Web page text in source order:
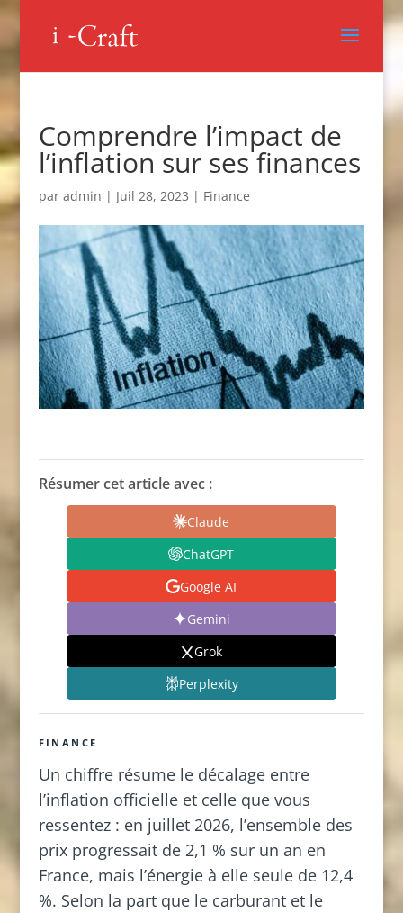
Comprendre l’impact de
l’inflation sur ses finances
par admin | Juil 28, 2023 | Finance
Résumer cet article avec :
Claude
ChatGPT
Google AI
Gemini
Grok
Perplexity
FINANCE
Un chiffre résume le décalage entre
l’inflation officielle et celle que vous
ressentez : en juillet 2026, l’ensemble des
prix progressait de 2,1 % sur un an en
France, mais l’énergie à elle seule de 12,4
%. Selon la part que le carburant et le